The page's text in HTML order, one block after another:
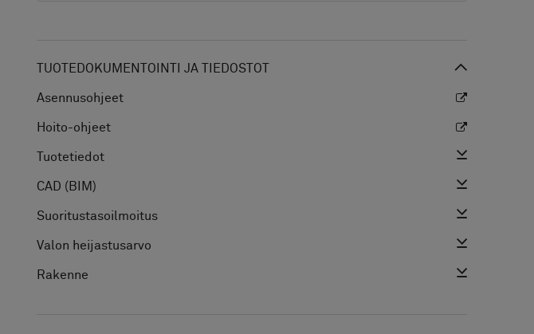
TUOTEDOKUMENTOINTI JA TIEDOSTOT
Asennusohjeet
Hoito-ohjeet
Tuotetiedot
CAD (BIM)
Suoritustasoilmoitus
Valon heijastusarvo
Rakenne